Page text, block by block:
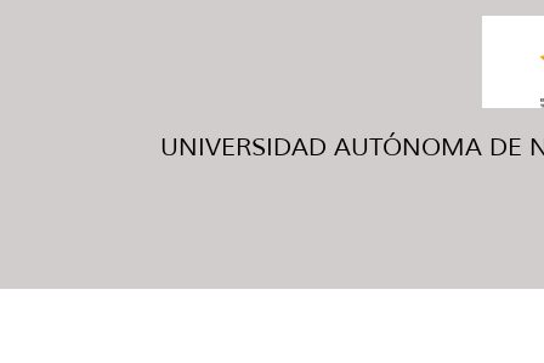
UNIVERSIDAD AUTÓNOMA DE